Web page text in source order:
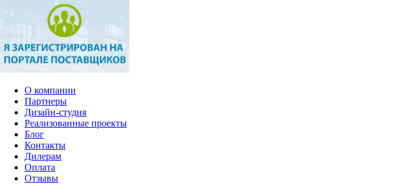
О компании
Партнеры
Дизайн-студия
Реализованные проекты
Блог
Контакты
Дилерам
Оплата
Отзывы